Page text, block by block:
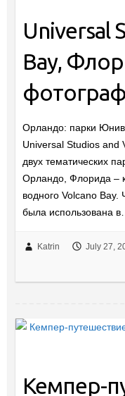
Universal
Bay,
Орландо: парки
Universal Studios and
двух тематических
Орландо, Флорида –
водного Volcano Bay.
была использована
Katrin July 27,
Кемпер-